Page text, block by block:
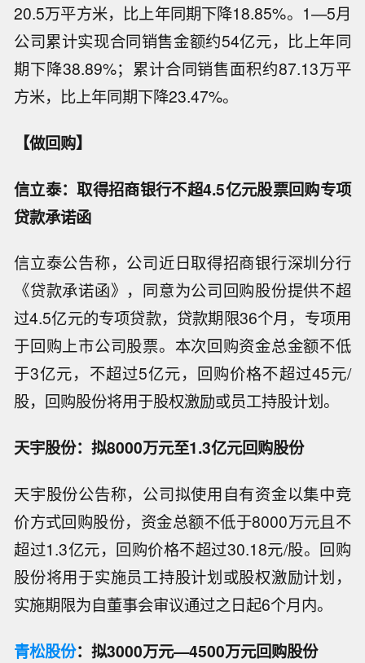
20.5万平方米，比上年同期下降18.85%。1—5月
公司累计实现合同销售金额约54亿元，比上年同
期下降38.89%；累计合同销售面积约87.13万平
方米，比上年同期下降23.47%。
【做回购】
信立泰：取得招商银行不超4.5亿元股票回购专项
贷款承诺函
信立泰公告称，公司近日取得招商银行深圳分行
《贷款承诺函》，同意为公司回购股份提供不超
过4.5亿元的专项贷款，贷款期限36个月，专项用
于回购上市公司股票。本次回购资金总金额不低
于3亿元，不超过5亿元，回购价格不超过45元/
股，回购股份将用于股权激励或员工持股计划。
天宇股份：拟8000万元至1.3亿元回购股份
天宇股份公告称，公司拟使用自有资金以集中竞
价方式回购股份，资金总额不低于8000万元且不
超过1.3亿元，回购价格不超过30.18元/股。回购
股份将用于实施员工持股计划或股权激励计划，
实施期限为自董事会审议通过之日起6个月内。
青松股份：拟3000万元—4500万元回购股份